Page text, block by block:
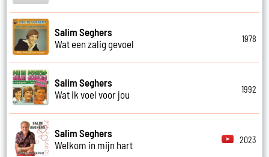
Salim Seghers
Wat een zalig gevoel
1978
Salim Seghers
Wat ik voel voor jou
1992
Salim Seghers
Welkom in mijn hart
2023